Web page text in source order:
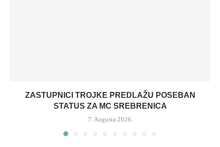
ZASTUPNICI TROJKE PREDLAŽU POSEBAN
STATUS ZA MC SREBRENICA
7. Augusta 2026.